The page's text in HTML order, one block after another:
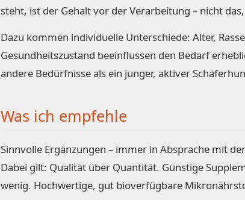
steht, ist der Gehalt vor der Verarbeitung – nicht
Dazu kommen individuelle Unterschiede: Alter,
Gesundheitszustand beeinflussen den Bedarf
andere Bedürfnisse als ein junger, aktiver
Was ich empfehle
Sinnvolle Ergänzungen – immer in Absprache mit
Dabei gilt: Qualität über Quantität. Günstige
wenig. Hochwertige, gut bioverfügbare